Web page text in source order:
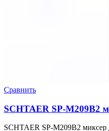
Сравнить
SCHTAER SP-M209B2
SCHTAER SP-M209B2 миксер